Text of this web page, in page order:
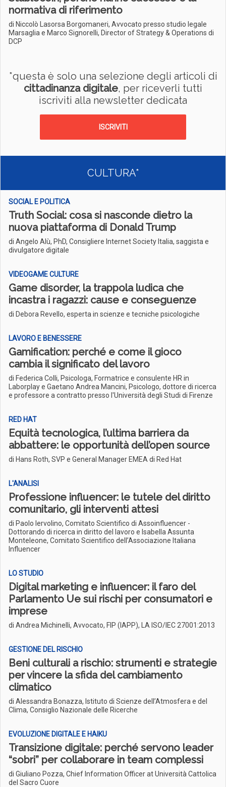
normativa di riferimento
di Niccolò Lasorsa Borgomaneri, Avvocato presso studio legale
Marsaglia e Marco Signorelli, Director of Strategy & Operations di
DCP
*questa è solo una selezione degli articoli di
cittadinanza digitale, per riceverli tutti
iscriviti alla newsletter dedicata
ISCRIVITI
CULTURA*
SOCIAL E POLITICA
Truth Social: cosa si nasconde dietro la
nuova piattaforma di Donald Trump
di Angelo Alù, PhD, Consigliere Internet Society Italia, saggista e
divulgatore digitale
VIDEOGAME CULTURE
Game disorder, la trappola ludica che
incastra i ragazzi: cause e conseguenze
di Debora Revello, esperta in scienze e tecniche psicologiche
LAVORO E BENESSERE
Gamification: perché e come il gioco
cambia il significato del lavoro
di Federica Colli, Psicologa, Formatrice e consulente HR in
Laborplay e Gaetano Andrea Mancini, Psicologo, dottore di ricerca
e professore a contratto presso l'Università degli Studi di Firenze
RED HAT
Equità tecnologica, l’ultima barriera da
abbattere: le opportunità dell’open source
di Hans Roth, SVP e General Manager EMEA di Red Hat
L'ANALISI
Professione influencer: le tutele del diritto
comunitario, gli interventi attesi
di Paolo Iervolino, Comitato Scientifico di Assoinfluencer -
Dottorando di ricerca in diritto del lavoro e Isabella Assunta
Monteleone, Comitato Scientifico dell’Associazione Italiana
Influencer
LO STUDIO
Digital marketing e influencer: il faro del
Parlamento Ue sui rischi per consumatori e
imprese
di Andrea Michinelli, Avvocato, FIP (IAPP), LA ISO/IEC 27001:2013
GESTIONE DEL RISCHIO
Beni culturali a rischio: strumenti e strategie
per vincere la sfida del cambiamento
climatico
di Alessandra Bonazza, Istituto di Scienze dell’Atmosfera e del
Clima, Consiglio Nazionale delle Ricerche
EVOLUZIONE DIGITALE E HAIKU
Transizione digitale: perché servono leader
“sobri” per collaborare in team complessi
di Giuliano Pozza, Chief Information Officer at Università Cattolica
del Sacro Cuore